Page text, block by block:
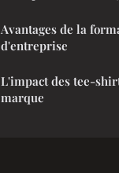
Avantages de la
d'entreprise
L'impact des tee-
marque